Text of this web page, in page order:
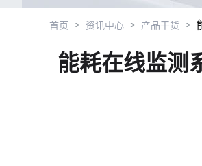
首页 > 资讯中心 > 产品干货 >
能耗在线监测